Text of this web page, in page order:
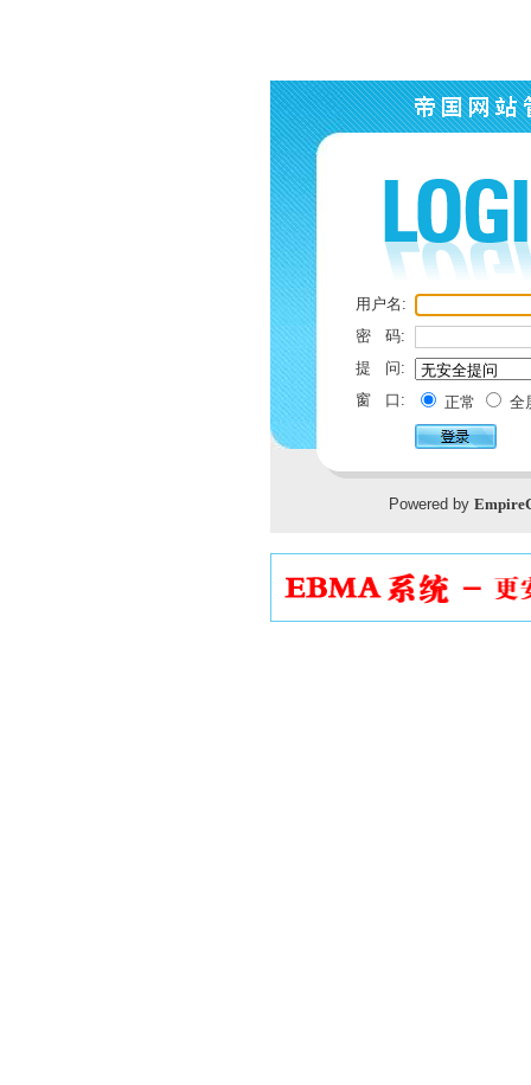
用户名:
密 码:
提 问:
窗 口:
正常 全
Powered by